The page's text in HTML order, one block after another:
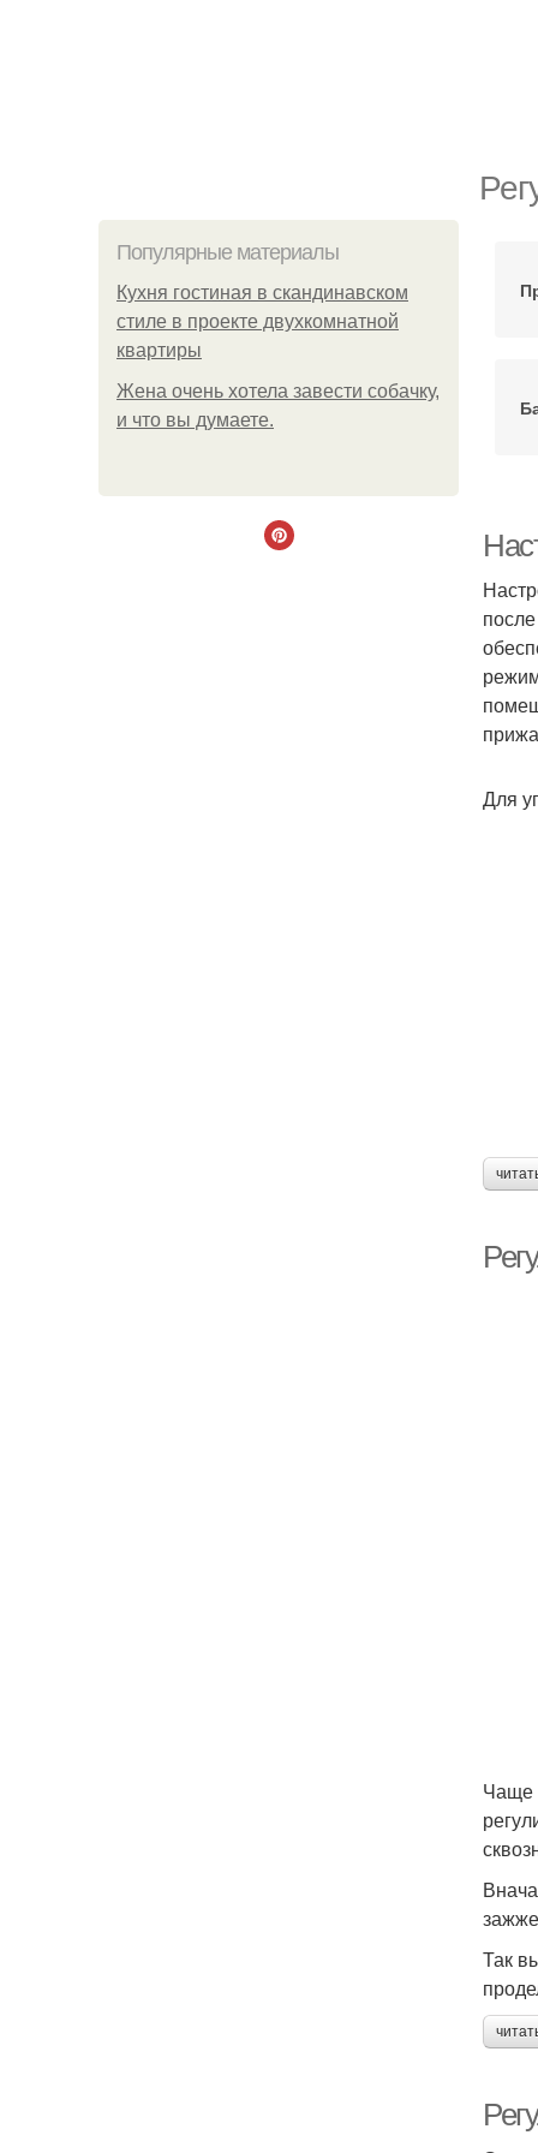
Популярные материалы
Кухня гостиная в скандинавском
стиле в проекте двухкомнатной
квартиры
Жена очень хотела завести собачку,
и что вы думаете.
Для
Чаще
Так